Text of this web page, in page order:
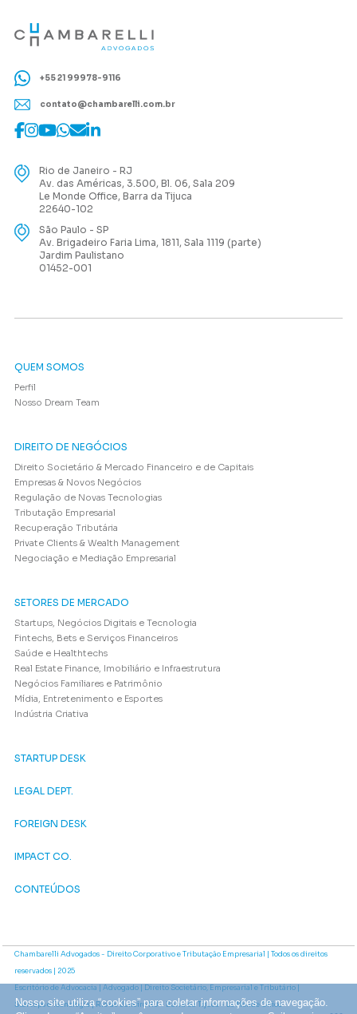
Nosso site utiliza “cookies” para coletar informações de navegação.
+55 21 99978-9116
contato@chambarelli.com.br
Rio de Janeiro - RJ
Av. das Américas, 3.500, Bl. 06, Sala 209
Le Monde Office, Barra da Tijuca
22640-102
São Paulo - SP
Av. Brigadeiro Faria Lima, 1811, Sala 1119 (parte)
Jardim Paulistano
01452-001
QUEM SOMOS
Perfil
Nosso Dream Team
DIREITO DE NEGÓCIOS
Direito Societário & Mercado Financeiro e de Capitais
Empresas & Novos Negócios
Regulação de Novas Tecnologias
Tributação Empresarial
Recuperação Tributária
Private Clients & Wealth Management
Negociação e Mediação Empresarial
SETORES DE MERCADO
Startups, Negócios Digitais e Tecnologia
Fintechs, Bets e Serviços Financeiros
Saúde e Healthtechs
Real Estate Finance, Imobiliário e Infraestrutura
Negócios Familiares e Patrimônio
Mídia, Entretenimento e Esportes
Indústria Criativa
STARTUP DESK
LEGAL DEPT.
FOREIGN DESK
IMPACT CO.
CONTEÚDOS
Chambarelli Advogados - Direito Corporativo e Tributação Empresarial | Todos os direitos
reservados | 2025
Escritório de Advocacia | Advogado | Direito Societário, Empresarial e Tributário |
Startups e Tecnologia | Rio de Janeiro RJ - Barra da Tijuca - Le Monde Office